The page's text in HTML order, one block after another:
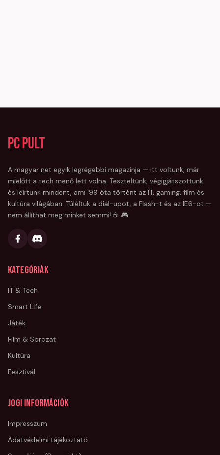
PC Pult
A magyar net egyik legrégebbi magazinja — itt voltunk, már
mielőtt a tech menő lett volna. Teszteltünk, végigjátszottunk
és leírtunk mindent, ami '99 óta történt az IT, gaming, film és
kultúra világában. Túléltük a dial-upot, a Flash-t és az IE6-ot —
nem állíthat meg minket semmi! ☕ 🎮
Kategóriák
IT & Tech
Smart Life
Játék
Film & Sorozat
Kultúra
Fesztivál
Jogi információk
Impresszum
Adatvédelmi tájékoztató